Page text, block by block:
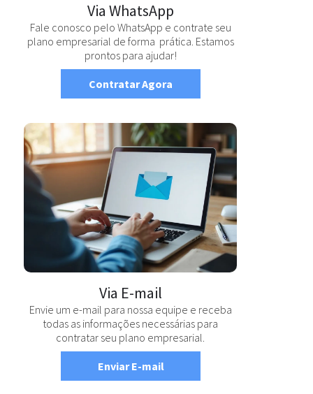
Via WhatsApp
Fale conosco pelo WhatsApp e contrate seu
plano empresarial de forma prática. Estamos
prontos para ajudar!
Contratar Agora
Via E-mail
Envie um e-mail para nossa equipe e receba
todas as informações necessárias para
contratar seu plano empresarial.
Enviar E-mail